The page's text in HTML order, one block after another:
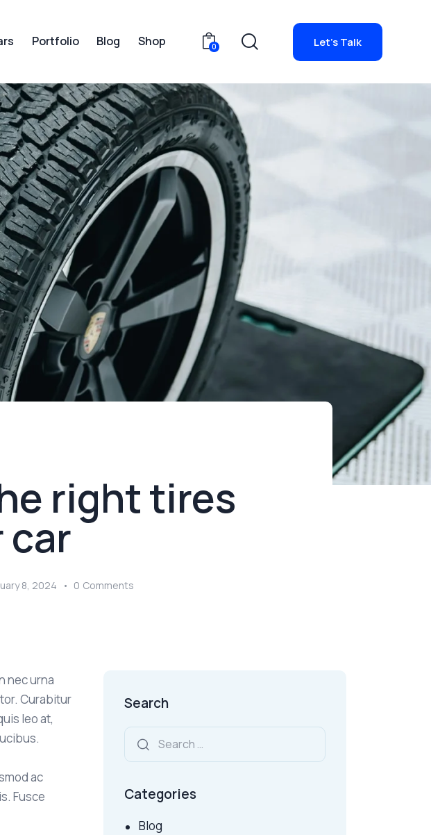
Portfolio Blog Shop 0 Let's Talk
Cars Portfolio Blog Shop
right tires
car
8, 2024 0 Comments
nec urna
Curabitur
leo at,
ac
Fusce
Search
Categories
Blog